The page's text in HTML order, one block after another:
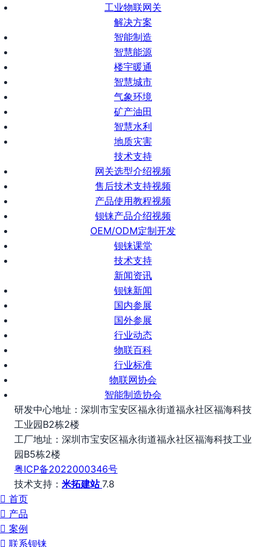
工业物联网关
解决方案
智能制造
智慧能源
楼宇暖通
智慧城市
气象环境
矿产油田
智慧水利
地质灾害
技术支持
网关选型介绍视频
售后技术支持视频
产品使用教程视频
钡铼产品介绍视频
OEM/ODM定制开发
钡铼课堂
技术支持
新闻资讯
钡铼新闻
国内参展
国外参展
行业动态
物联百科
行业标准
物联网协会
智能制造协会
研发中心地址：深圳市宝安区福永街道福永社区福海科技
工业园B2栋2楼
工厂地址：深圳市宝安区福永街道福永社区福海科技工业
园B5栋2楼
粤ICP备2022000346号
技术支持： 米拓建站7.8
首页
产品
案例
联系钡铼